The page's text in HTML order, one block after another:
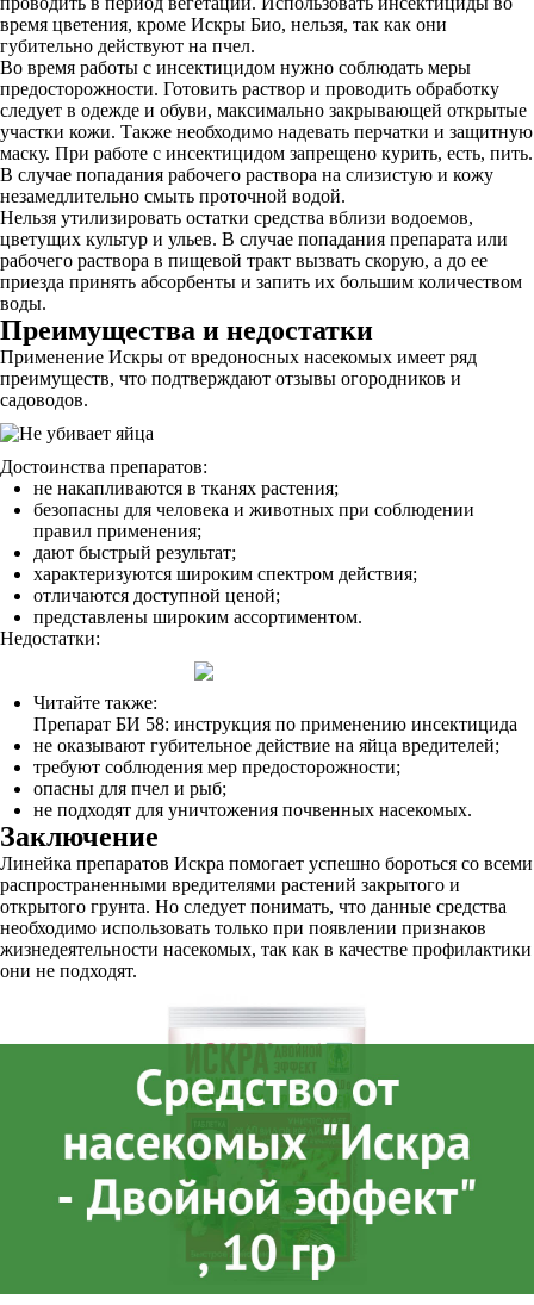
время цветения, кроме Искры Био, нельзя, так как они
губительно действуют на пчел.
Во время работы с инсектицидом нужно соблюдать меры
предосторожности. Готовить раствор и проводить обработку
следует в одежде и обуви, максимально закрывающей открытые
участки кожи. Также необходимо надевать перчатки и защитную
маску. При работе с инсектицидом запрещено курить, есть, пить.
В случае попадания рабочего раствора на слизистую и кожу
незамедлительно смыть проточной водой.
Нельзя утилизировать остатки средства вблизи водоемов,
цветущих культур и ульев. В случае попадания препарата или
рабочего раствора в пищевой тракт вызвать скорую, а до ее
приезда принять абсорбенты и запить их большим количеством
воды.
Преимущества и недостатки
Применение Искры от вредоносных насекомых имеет ряд
преимуществ, что подтверждают отзывы огородников и
садоводов.
Достоинства препаратов:
не накапливаются в тканях растения;
безопасны для человека и животных при соблюдении
правил применения;
дают быстрый результат;
характеризуются широким спектром действия;
отличаются доступной ценой;
представлены широким ассортиментом.
Недостатки:
Читайте также:
Препарат БИ 58: инструкция по применению инсектицида
не оказывают губительное действие на яйца вредителей;
требуют соблюдения мер предосторожности;
опасны для пчел и рыб;
не подходят для уничтожения почвенных насекомых.
Заключение
Линейка препаратов Искра помогает успешно бороться со всеми
распространенными вредителями растений закрытого и
открытого грунта. Но следует понимать, что данные средства
необходимо использовать только при появлении признаков
жизнедеятельности насекомых, так как в качестве профилактики
они не подходят.